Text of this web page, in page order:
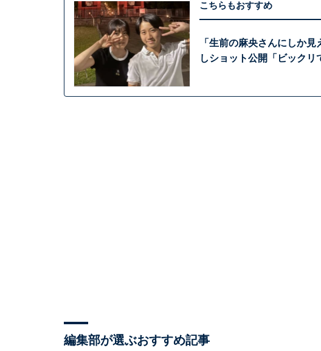
こちらもおすすめ
「生前の麻央さんにしか
しショット公開「ビックリ
編集部が選ぶおすすめ記事